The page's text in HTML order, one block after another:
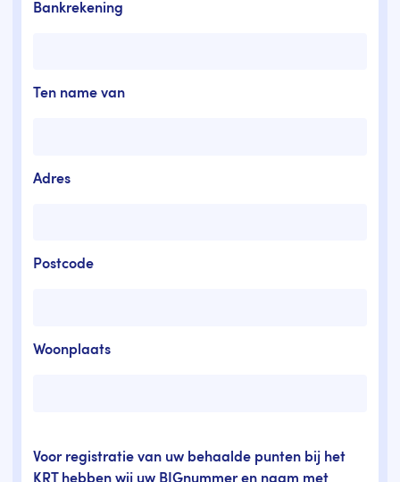
Bankrekening
Ten name van
Adres
Postcode
Woonplaats
Voor registratie van uw behaalde punten bij het
KRT hebben wij uw BIGnummer en naam met